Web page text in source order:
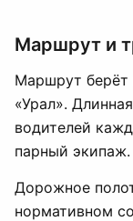
Маршрут и
Маршрут берёт
«Урал».
водителей
парный экипаж.
Дорожное
нормативном